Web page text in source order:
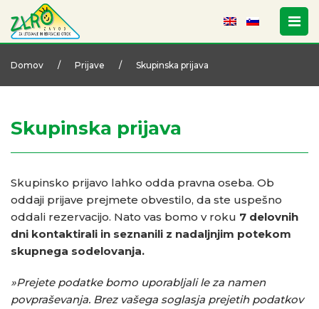
Domov / Prijave / Skupinska prijava
Skupinska prijava
Skupinsko prijavo lahko odda pravna oseba. Ob
oddaji prijave prejmete obvestilo, da ste uspešno
oddali rezervacijo. Nato vas bomo v roku 7 delovnih
dni kontaktirali in seznanili z nadaljnjim potekom
skupnega sodelovanja.
»Prejete podatke bomo uporabljali le za namen
povpraševanja. Brez vašega soglasja prejetih podatkov